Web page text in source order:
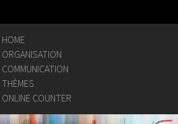
HOME
ORGANISATION
COMMUNICATION
THÈMES
ONLINE COUNTER